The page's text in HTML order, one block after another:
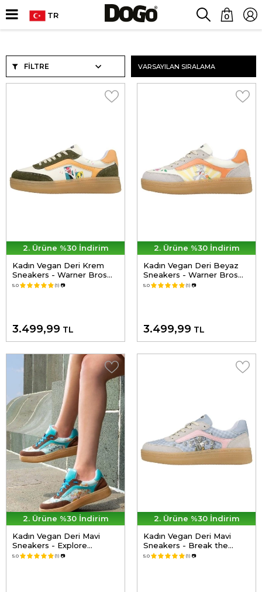
TR 0
FILTRE
2. Ürüne %30 İndirim
Kadın Vegan Deri Krem
Sneakers - Warner Bros
Looney Tunes Sylvester
5.0 (1) 📷
3.499,99 TL
2. Ürüne %30 İndirim
Kadın Vegan Deri Beyaz
Sneakers - Warner Bros
Looney Tunes Bugs Bunny
5.0 (1) 📷
3.499,99 TL
2. Ürüne %30 İndirim
Kadın Vegan Deri Mavi
Sneakers - Explore
Tasarım
5.0 (1) 📷
2. Ürüne %30 İndirim
Kadın Vegan Deri Mavi
Sneakers - Break the
Silence Tasarım
5.0 (1) 📷